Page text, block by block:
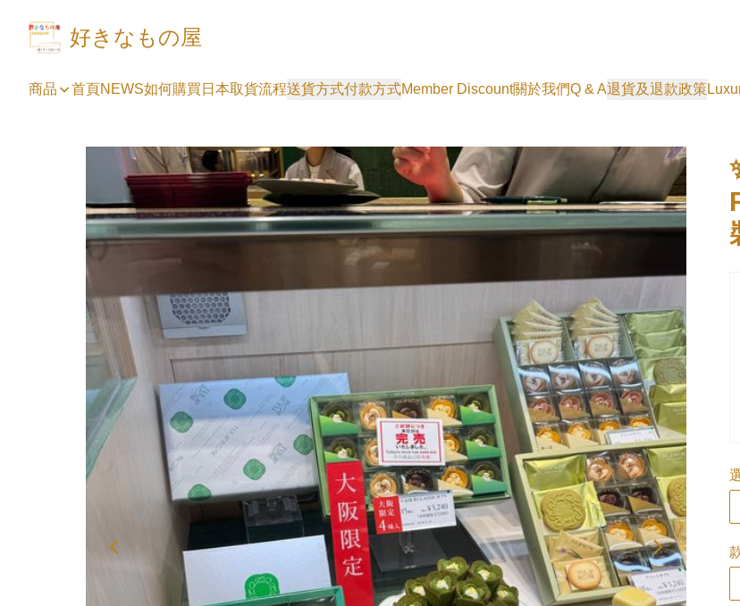
好きなもの屋
商品 首頁NEWS如何購買 日本取貨流程送貨方式付款方式Member Discount關於我們Q & A退貨及退款政策